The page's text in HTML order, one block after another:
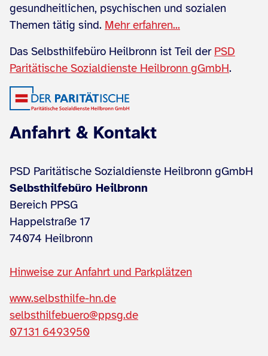
gesundheitlichen, psychischen und sozialen
Themen tätig sind. Mehr erfahren...
Das Selbsthilfebüro Heilbronn ist Teil der PSD
Paritätische Sozialdienste Heilbronn gGmbH.
Anfahrt & Kontakt
PSD Paritätische Sozialdienste Heilbronn gGmbH
Selbsthilfebüro Heilbronn
Bereich PPSG
Happelstraße 17
74074 Heilbronn
Hinweise zur Anfahrt und Parkplätzen
www.selbsthilfe-hn.de
selbsthilfebuero@ppsg.de
07131 6493950